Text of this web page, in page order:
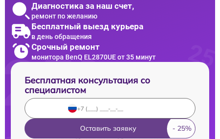
Диагностика за наш счет,
ремонт по желанию
Бесплатный выезд курьера
в день обращения
Срочный ремонт
монитора BenQ EL2870UE от 35 минут
Бесплатная консультация со
специалистом
Оставить заявку